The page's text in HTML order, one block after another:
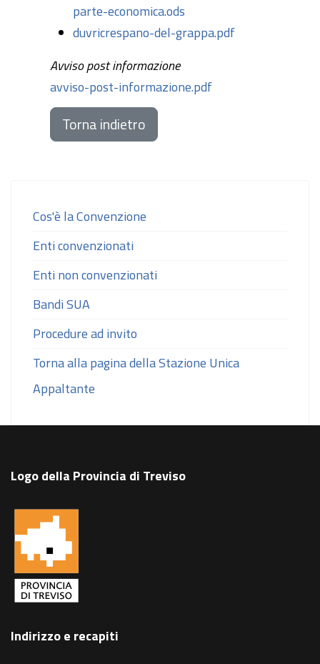
parte-economica.ods
duvricrespano-del-grappa.pdf
Avviso post informazione
avviso-post-informazione.pdf
Torna indietro
Cos'è la Convenzione
Enti convenzionati
Enti non convenzionati
Bandi SUA
Procedure ad invito
Torna alla pagina della Stazione Unica
Appaltante
Logo della Provincia di Treviso
Indirizzo e recapiti